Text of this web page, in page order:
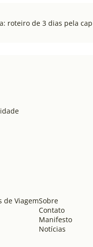
roteiro de 3 dias pela
de ViagemSobre
Contato
Manifesto
Notícias